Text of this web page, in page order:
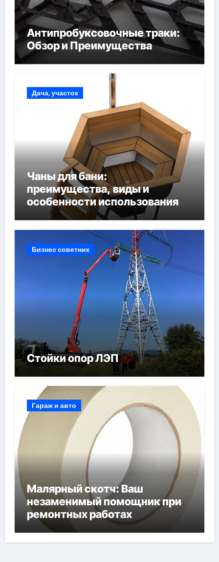
Антипробуксовочные траки:
Обзор и Преимущества
Дача, участок
Чаны для бани:
преимущества, виды и
особенности использования
Бизнес советник
Стойки опор ЛЭП
Гараж и авто
Малярный скотч: Ваш
незаменимый помощник при
ремонтных работах